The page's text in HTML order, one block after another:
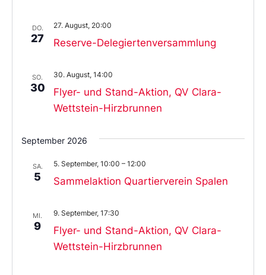
DO.
27 Reserve-Delegiertenversammlung
27. August, 20:00
SO.
30
Flyer- und Stand-Aktion, QV Clara-
Wettstein-Hirzbrunnen
30. August, 14:00
September 2026
SA.
5 Sammelaktion Quartierverein Spalen
5. September, 10:00 – 12:00
MI.
9
Flyer- und Stand-Aktion, QV Clara-
Wettstein-Hirzbrunnen
9. September, 17:30